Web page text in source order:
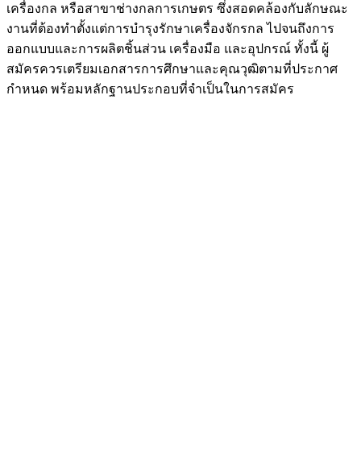
เครื่องกล หรือสาขาช่างกลการเกษตร ซึ่งสอดคล้องกับลักษณะ
งานที่ต้องทำตั้งแต่การบำรุงรักษาเครื่องจักรกล ไปจนถึงการ
ออกแบบและการผลิตชิ้นส่วน เครื่องมือ และอุปกรณ์ ทั้งนี้ ผู้
สมัครควรเตรียมเอกสารการศึกษาและคุณวุฒิตามที่ประกาศ
กำหนด พร้อมหลักฐานประกอบที่จำเป็นในการสมัคร